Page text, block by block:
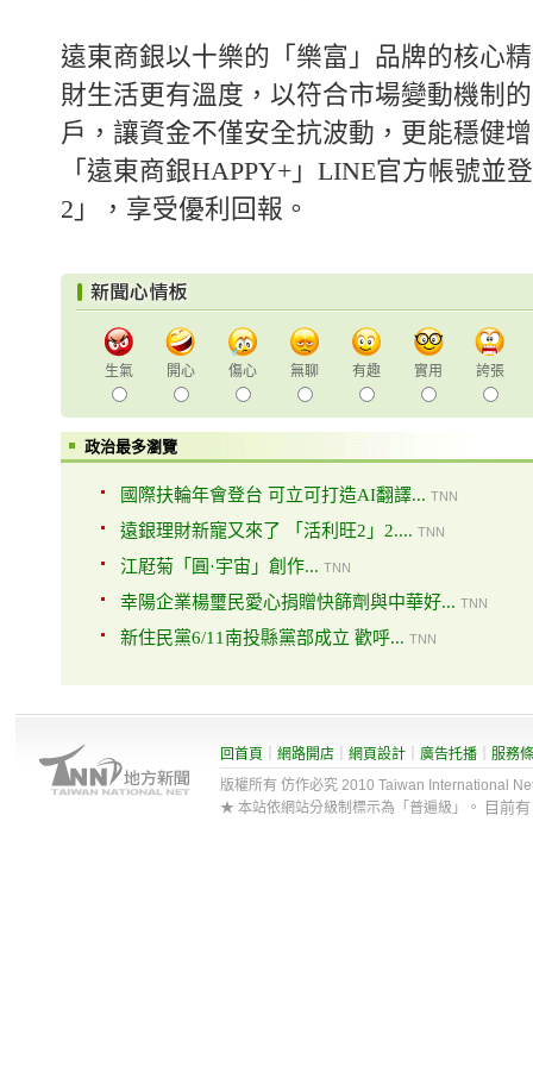
遠東商銀以十樂的「樂富」品牌的核心
財生活更有溫度，以符合市場變動機制
戶，讓資金不僅安全抗波動，更能穩健
「遠東商銀HAPPY+」LINE官方帳號並
2」，享受優利回報。
生氣 開心 傷心 無聊 有趣 實用 誇張
政治最多瀏覽
國際扶輪年會登台 可立可打造AI翻譯... TNN
遠銀理財新寵又來了 「活利旺2」2.... TNN
江屘菊「圓·宇宙」創作... TNN
幸陽企業楊璽民愛心捐贈快篩劑與中華好... TNN
新住民黨6/11南投縣黨部成立 歡呼... TNN
回首頁 網路開店 網頁設計 廣告托播
服務
版權所有 仿作必究 2010 Taiwan International
★ 本站依網站分級制標示為「普遍級」。
目前